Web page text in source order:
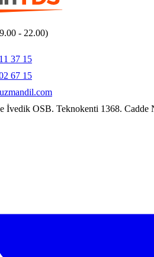
- 22.00)
37 15
67 15
İvedik OSB. Teknokenti 1368.